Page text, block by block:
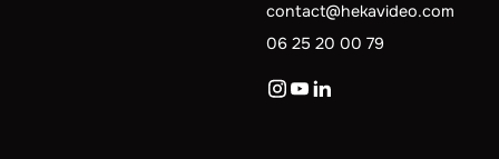
contact@hekavideo.com
06 25 20 00 79